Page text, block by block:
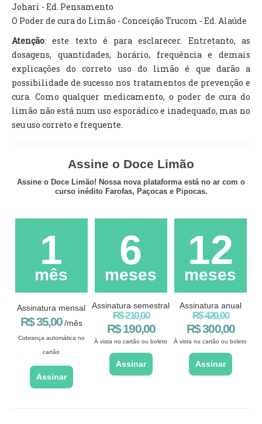
Johari - Ed. Pensamento
O Poder de cura do Limão - Conceição Trucom - Ed. Alaúde
Atenção: este texto é para esclarecer. Entretanto, as
dosagens, quantidades, horário, frequência e demais
explicações do correto uso do limão é que darão a
possibilidade de sucesso nos tratamentos de prevenção e
cura. Como qualquer medicamento, o poder de cura do
limão não está num uso esporádico e inadequado, mas no
seu uso correto e frequente.
Assine o Doce Limão
Assine o Doce Limão! Nossa nova plataforma está no ar com o
curso inédito Farofas, Paçocas e Pipocas.
1
mês
Assinatura mensal
R$ 35,00/mês
Cobrança automática no
cartão
Assinar
6
meses
Assinatura semestral
R$ 210,00
R$ 190,00
À vista no cartão ou boleto
Assinar
12
meses
Assinatura anual
R$ 420,00
R$ 300,00
À vista no cartão ou boleto
Assinar